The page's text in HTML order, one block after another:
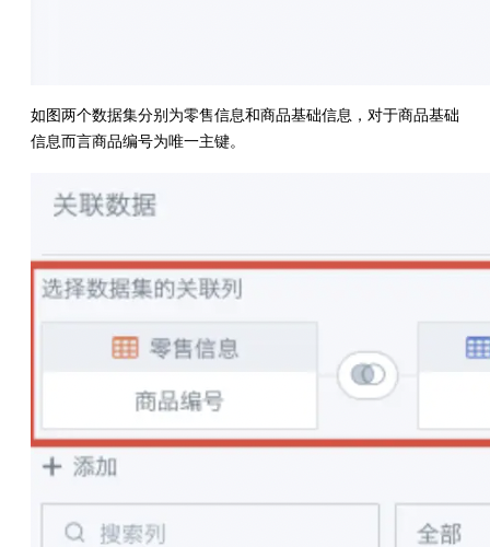
如图两个数据集分别为零售信息和商品基础信息，对于商品基础
信息而言商品编号为唯一主键。